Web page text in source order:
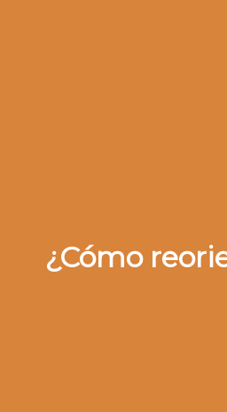
¿Cómo